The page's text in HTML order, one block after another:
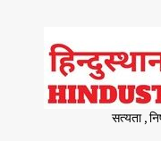
content
सत्यता ,